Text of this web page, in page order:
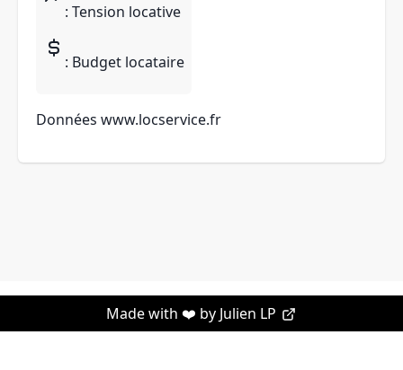
: Tension locative
: Budget locataire
Données www.locservice.fr
Made with ❤️ by Julien LP